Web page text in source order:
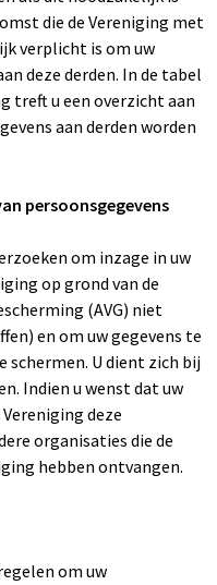
die de Vereniging met
verplicht is om uw
deze derden. In de tabel
treft u een overzicht aan
aan derden worden
persoonsgegevens
om inzage in uw
op grond van de
(AVG) niet
en om uw gegevens te
schermen. U dient zich bij
Indien u wenst dat uw
deze
organisaties die de
hebben ontvangen.
om uw